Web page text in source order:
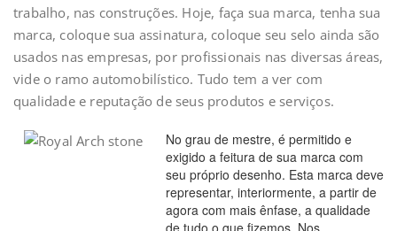
trabalho, nas construções. Hoje, faça sua marca, tenha sua
marca, coloque sua assinatura, coloque seu selo ainda são
usados nas empresas, por profissionais nas diversas áreas,
vide o ramo automobilístico. Tudo tem a ver com
qualidade e reputação de seus produtos e serviços.
No grau de mestre, é permitido e
exigido a feitura de sua marca com
seu próprio desenho. Esta marca deve
representar, interiormente, a partir de
agora com mais ênfase, a qualidade
de tudo o que fizemos. Nos